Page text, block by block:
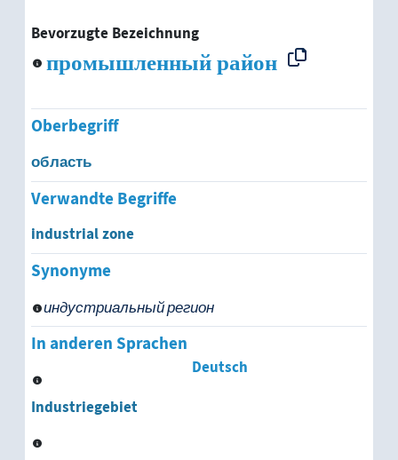
Bevorzugte Bezeichnung
промышленный район
Oberbegriff
область
Verwandte Begriffe
industrial zone
Synonyme
индустриальный регион
In anderen Sprachen
Deutsch
Industriegebiet